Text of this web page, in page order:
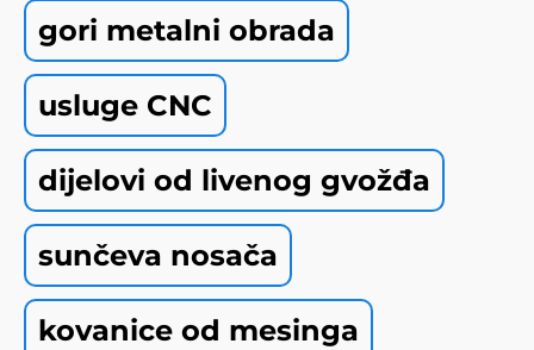
gori metalni obrada
usluge CNC
dijelovi od livenog gvožđa
sunčeva nosača
kovanice od mesinga